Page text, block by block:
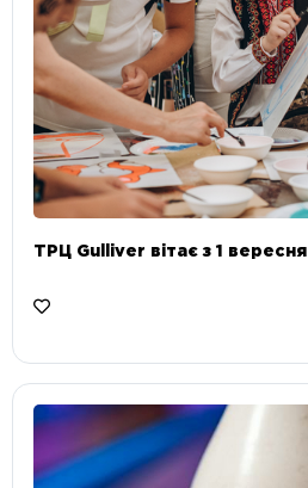
ТРЦ Gulliver вітає з 1 вересня